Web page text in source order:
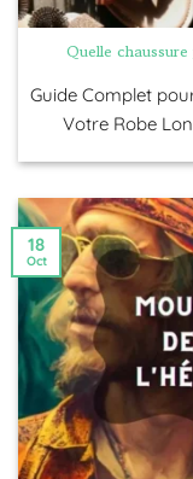
Quelle
Guide Complet
Votre Robe
18
Oct